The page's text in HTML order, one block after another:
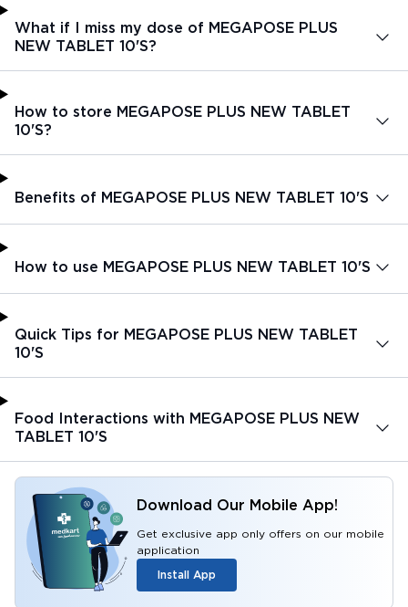
What if I miss my dose of MEGAPOSE PLUS
NEW TABLET 10'S?
How to store MEGAPOSE PLUS NEW TABLET
10'S?
Benefits of MEGAPOSE PLUS NEW TABLET 10'S
How to use MEGAPOSE PLUS NEW TABLET 10'S
Quick Tips for MEGAPOSE PLUS NEW TABLET
10'S
Food Interactions with MEGAPOSE PLUS NEW
TABLET 10'S
Download Our Mobile App!
Get exclusive app only offers on our mobile
application
Install App